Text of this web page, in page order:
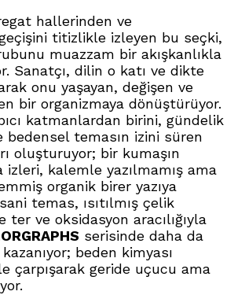
hallerinden ve
titizlikle izleyen bu seçki,
muazzam bir akışkanlıkla
Sanatçı, dilin o katı ve dikte
onu yaşayan, değişen ve
bir organizmaya dönüştürüyor.
katmanlardan birini, gündelik
bedensel temasın izini süren
oluşturuyor; bir kumaşın
kalemle yazılmamış ama
organik birer yazıya
temas, ısıtılmış çelik
ter ve oksidasyon aracılığıyla
serisinde daha da
beden kimyası
çarpışarak geride uçucu ama